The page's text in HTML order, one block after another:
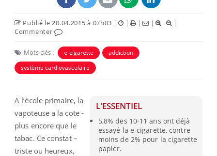
Publié le 20.04.2015 à 07h03 | | | |
|
Commenter
Mots clés : e-cigarette
addiction
système cardiovasculaire
L'ESSENTIEL
5,8% des 10-11 ans ont déjà
essayé la e-cigarette, contre
moins de 2% pour la cigarette
papier.
A l’école primaire, la
vapoteuse a la cote -
plus encore que le
tabac. Ce constat –
triste ou heureux,